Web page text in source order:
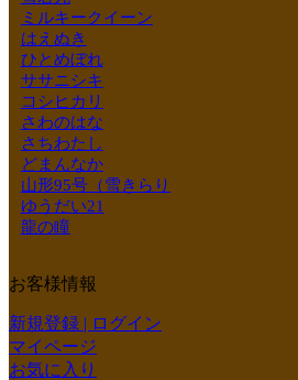
ミルキークイーン
はえぬき
ひとめぼれ
ササニシキ
コシヒカリ
さわのはな
さちわたし
どまんなか
山形95号（雪きらり
ゆうだい21
龍の瞳
お客様情報
新規登録 | ログイン
マイページ
お気に入り